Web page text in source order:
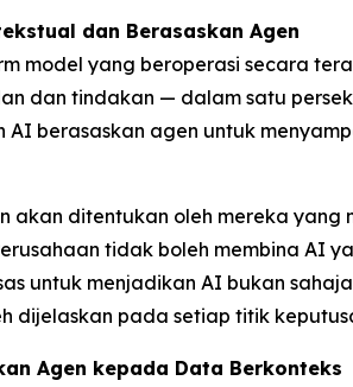
dan Berasaskan Agen
model yang beroperasi secara
dan tindakan — dalam satu
berasaskan agen untuk
ditentukan oleh mereka
tidak boleh membina
untuk menjadikan AI bukan
dijelaskan pada setiap titik
Agen kepada Data Berkonteks